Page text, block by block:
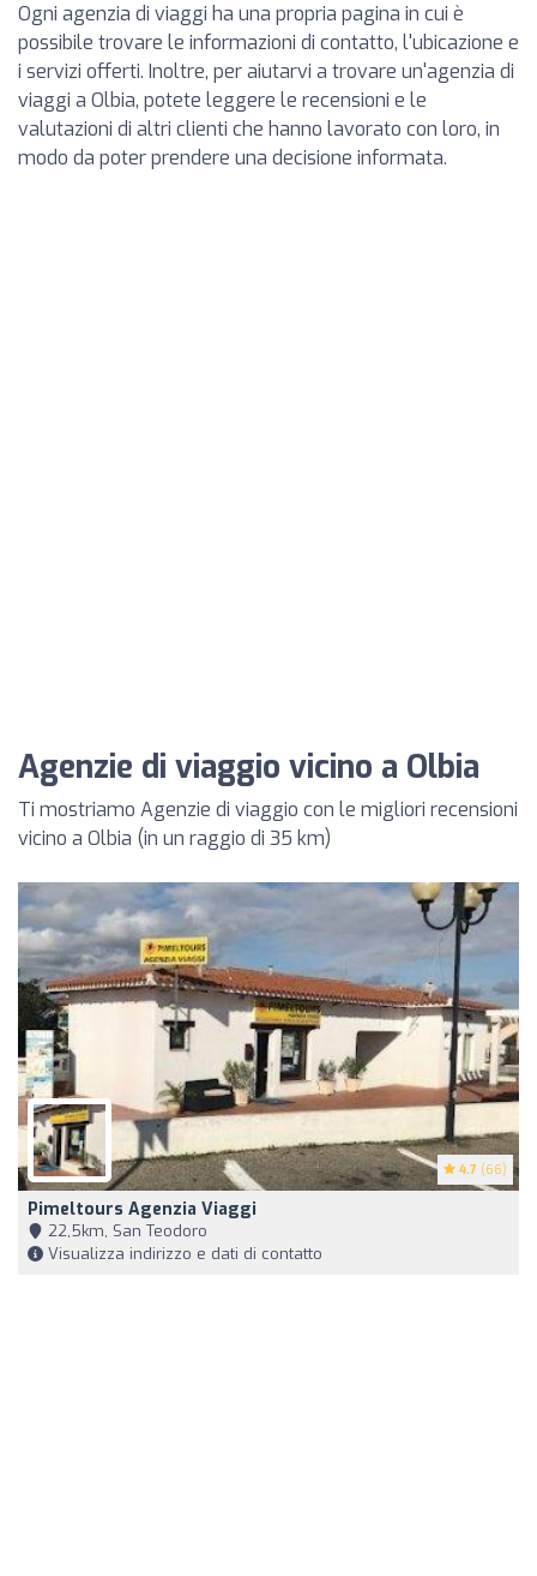
Ogni agenzia di viaggi ha una propria pagina in cui è
possibile trovare le informazioni di contatto, l'ubicazione e
i servizi offerti. Inoltre, per aiutarvi a trovare un'agenzia di
viaggi a Olbia, potete leggere le recensioni e le
valutazioni di altri clienti che hanno lavorato con loro, in
modo da poter prendere una decisione informata.
Agenzie di viaggio vicino a Olbia
Ti mostriamo Agenzie di viaggio con le migliori recensioni
vicino a Olbia (in un raggio di 35 km)
4.7 (66)
Pimeltours Agenzia Viaggi
22,5km, San Teodoro
Visualizza indirizzo e dati di contatto